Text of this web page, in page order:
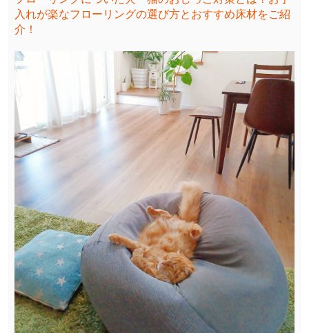
入れが楽なフローリングの選び方とおすすめ床材をご紹
介！